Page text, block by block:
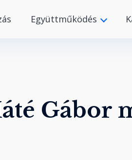
Együttműködés
Gábor